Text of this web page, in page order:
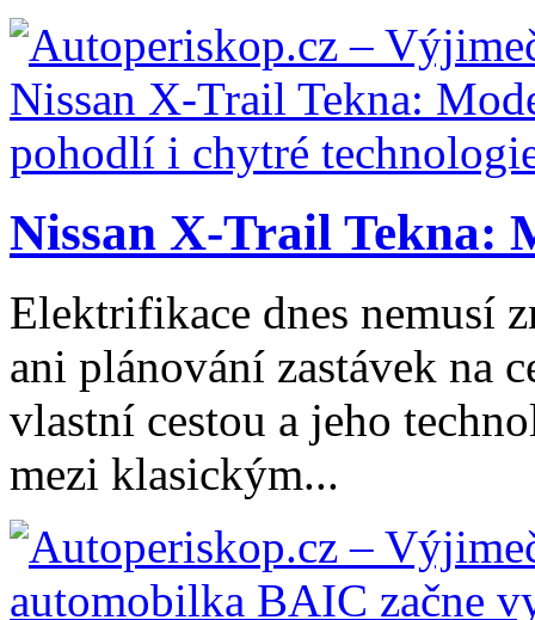
Nissan X-Trail Tekna:
Elektrifikace dnes nemusí
ani plánování zastávek na
vlastní cestou a jeho
mezi klasickým...